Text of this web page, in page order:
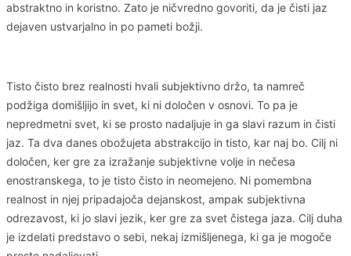
abstraktno in koristno. Zato je ničvredno govoriti, da je čisti jaz
dejaven ustvarjalno in po pameti božji.
Tisto čisto brez realnosti hvali subjektivno držo, ta namreč
podžiga domišljijo in svet, ki ni določen v osnovi. To pa je
nepredmetni svet, ki se prosto nadaljuje in ga slavi razum in čisti
jaz. Ta dva danes obožujeta abstrakcijo in tisto, kar naj bo. Cilj ni
določen, ker gre za izražanje subjektivne volje in nečesa
enostranskega, to je tisto čisto in neomejeno. Ni pomembna
realnost in njej pripadajoča dejanskost, ampak subjektivna
odrezavost, ki jo slavi jezik, ker gre za svet čistega jaza. Cilj duha
je izdelati predstavo o sebi, nekaj izmišljenega, ki ga je mogoče